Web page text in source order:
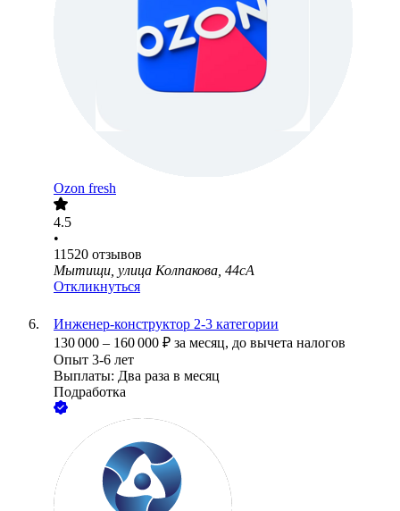
Ozon fresh
4.5
•
11520 отзывов
Мытищи, улица Колпакова, 44сА
Откликнуться
Инженер-конструктор 2-3 категории
130 000 – 160 000 ₽ за месяц, до вычета налогов
Опыт 3-6 лет
Выплаты: Два раза в месяц
Подработка